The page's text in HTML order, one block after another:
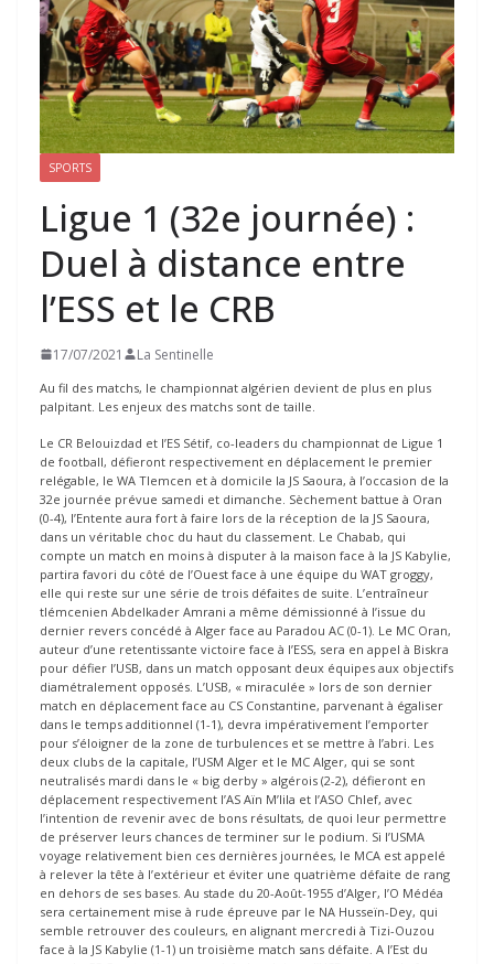
SPORTS
Ligue 1 (32e journée) :
Duel à distance entre
l’ESS et le CRB
17/07/2021 La Sentinelle
Au fil des matchs, le championnat algérien devient de plus en plus
palpitant. Les enjeux des matchs sont de taille.
Le CR Belouizdad et l’ES Sétif, co-leaders du championnat de Ligue 1
de football, défieront respectivement en déplacement le premier
relégable, le WA Tlemcen et à domicile la JS Saoura, à l’occasion de la
32e journée prévue samedi et dimanche. Sèchement battue à Oran
(0-4), l’Entente aura fort à faire lors de la réception de la JS Saoura,
dans un véritable choc du haut du classement. Le Chabab, qui
compte un match en moins à disputer à la maison face à la JS Kabylie,
partira favori du côté de l’Ouest face à une équipe du WAT groggy,
elle qui reste sur une série de trois défaites de suite. L’entraîneur
tlémcenien Abdelkader Amrani a même démissionné à l’issue du
dernier revers concédé à Alger face au Paradou AC (0-1). Le MC Oran,
auteur d’une retentissante victoire face à l’ESS, sera en appel à Biskra
pour défier l’USB, dans un match opposant deux équipes aux objectifs
diamétralement opposés. L’USB, « miraculée » lors de son dernier
match en déplacement face au CS Constantine, parvenant à égaliser
dans le temps additionnel (1-1), devra impérativement l’emporter
pour s’éloigner de la zone de turbulences et se mettre à l’abri. Les
deux clubs de la capitale, l’USM Alger et le MC Alger, qui se sont
neutralisés mardi dans le « big derby » algérois (2-2), défieront en
déplacement respectivement l’AS Aïn M’lila et l’ASO Chlef, avec
l’intention de revenir avec de bons résultats, de quoi leur permettre
de préserver leurs chances de terminer sur le podium. Si l’USMA
voyage relativement bien ces dernières journées, le MCA est appelé
à relever la tête à l’extérieur et éviter une quatrième défaite de rang
en dehors de ses bases. Au stade du 20-Août-1955 d’Alger, l’O Médéa
sera certainement mise à rude épreuve par le NA Husseïn-Dey, qui
semble retrouver des couleurs, en alignant mercredi à Tizi-Ouzou
face à la JS Kabylie (1-1) un troisième match sans défaite. A l’Est du